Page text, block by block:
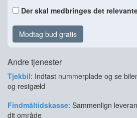
Der skal medbringes det
Modtag bud gratis
Andre tjenester
Tjekbil: Indtast nummerplade og se
og restgæld
Findmåltidskasse: Sammenlign
dit område